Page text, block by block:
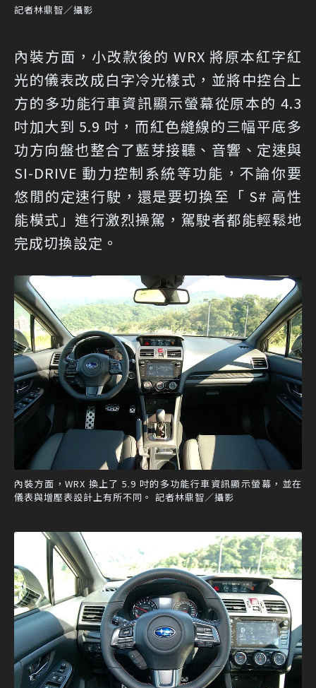
記者林鼎智／攝影
內裝方面，小改款後的 WRX 將原本紅字紅
光的儀表改成白字冷光樣式，並將中控台上
方的多功能行車資訊顯示螢幕從原本的 4.3
吋加大到 5.9 吋，而紅色縫線的三幅平底多
功方向盤也整合了藍芽接聽、音響、定速與
SI-DRIVE 動力控制系統等功能，不論你要
悠閒的定速行駛，還是要切換至「 S# 高性
能模式」進行激烈操駕，駕駛者都能輕鬆地
完成切換設定。
內裝方面，WRX 換上了 5.9 吋的多功能行車資訊顯示螢幕，並在
儀表與增壓表設計上有所不同。 記者林鼎智／攝影